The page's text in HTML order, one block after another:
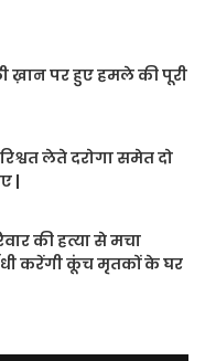
पर हुए हमले की पूरी
लेते दरोगा समेत दो
|
की हत्या से मचा
करेंगी कूंच मृतकों के घर